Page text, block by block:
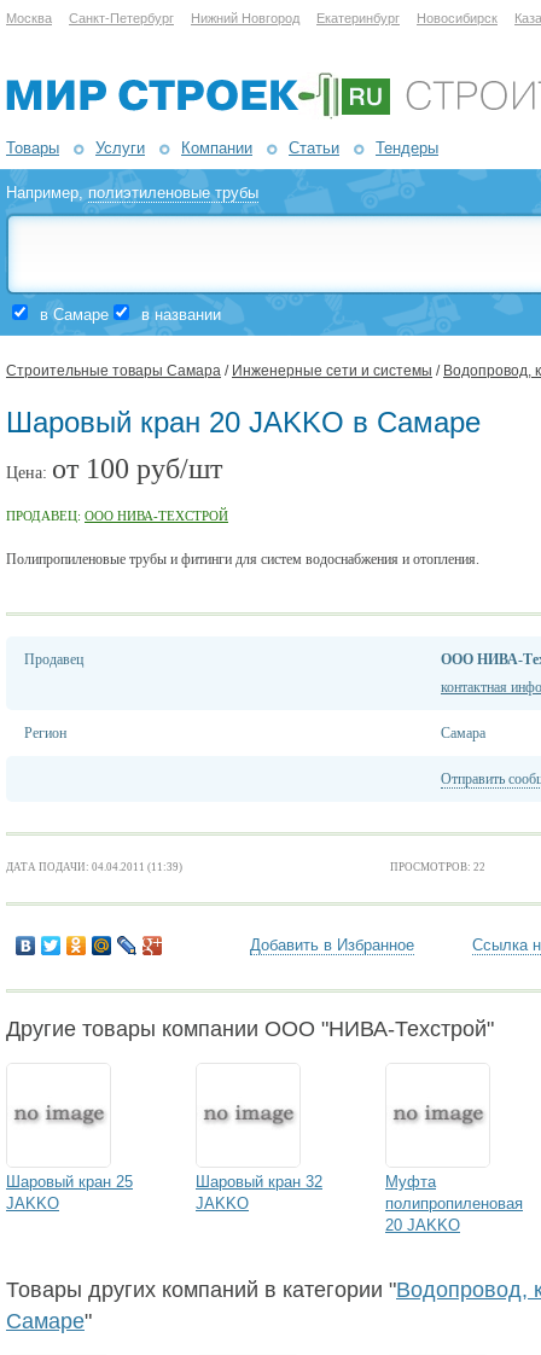
Москва Санкт-Петербург Нижний Новгород Екатеринбург Новосибирск
Товары Услуги Компании Статьи Тендеры
Например,полиэтиленовые трубы
в Самаре в названии
Строительные товары Самара / Инженерные сети и системы / Водопровод,
Шаровый кран 20 JAKKO в Самаре
Цена: от 100 руб/шт
ПРОДАВЕЦ: ООО НИВА-ТЕХСТРОЙ
Полипропиленовые трубы и фитинги для систем водоснабжения и отопления.
Продавец
ООО НИВА-
контактная
Регион Самара
Отправить
ДАТА ПОДАЧИ: 04.04.2011 (11:39) ПРОСМОТРОВ: 22
Добавить в Избранное Ссылка
Другие товары компании ООО "НИВА-Техстрой"
Шаровый кран 25
JAKKO
Шаровый кран 32
JAKKO
Муфта
полипропиленовая
20 JAKKO
Товары других компаний в категории "Водопровод,
Самаре"